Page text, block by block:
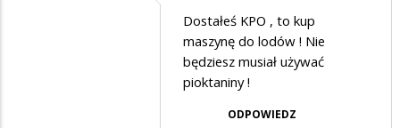
Dostałeś KPO , to kup
maszynę do lodów ! Nie
będziesz musiał używać
pioktaniny !
ODPOWIEDZ